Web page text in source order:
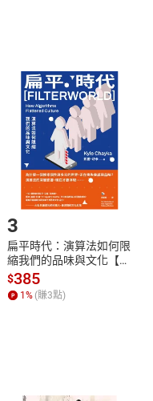
售之商品為電子書，
市場，並於「我的訂單
為您辦理退款事宜。
，恕無法以單支商品取
登入帳號
Login
Step2.登入
3
扁平時代：演算法如何限
縮我們的品味與文化【電
子書】
$385
1 % (賺3點)